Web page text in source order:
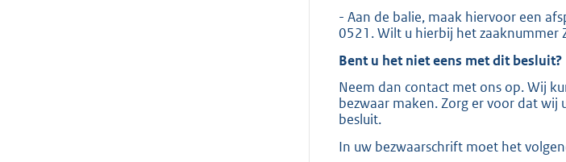
- Aan de balie, maak hiervoor een
0521. Wilt u hierbij het
Bent u het niet eens met dit besluit?
Neem dan contact met ons op. Wij
bezwaar maken. Zorg er voor dat
besluit.
In uw bezwaarschrift moet het